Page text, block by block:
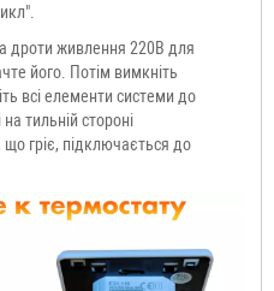
дроти живлення 220В для
його. Потім вимкніть
всі елементи системи до
тильній стороні
гріє, підключається до